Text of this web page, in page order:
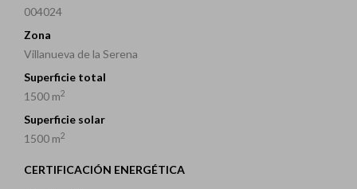
004024
Zona
Villanueva de la Serena
Superficie total
1500 m2
Superficie solar
1500 m2
CERTIFICACIÓN ENERGÉTICA